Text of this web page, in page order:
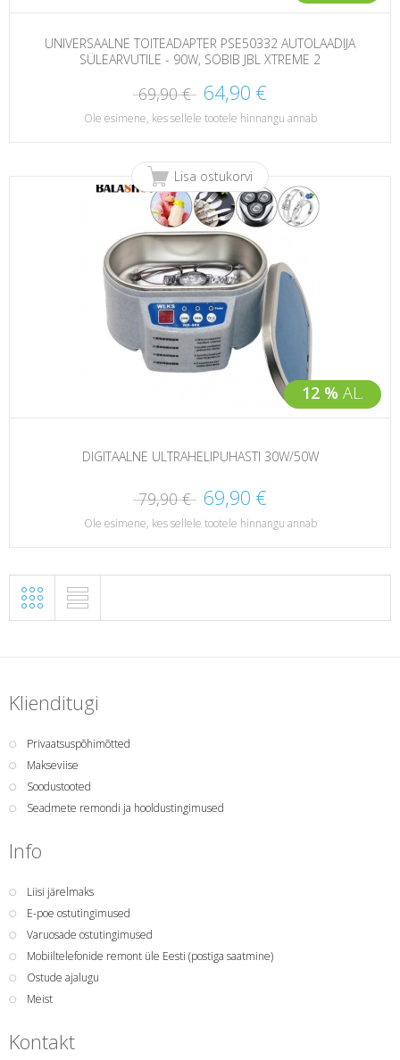
UNIVERSAALNE TOITEADAPTER PSE50332 AUTOLAADIJA
SÜLEARVUTILE - 90W, SOBIB JBL XTREME 2
69,90 € 64,90 €
Ole esimene, kes sellele tootele hinnangu annab
12 % AL.
Lisa ostukorvi
DIGITAALNE ULTRAHELIPUHASTI 30W/50W
79,90 € 69,90 €
Ole esimene, kes sellele tootele hinnangu annab
Klienditugi
Privaatsuspõhimõtted
Makseviise
Soodustooted
Seadmete remondi ja hooldustingimused
Info
Liisi järelmaks
E-poe ostutingimused
Varuosade ostutingimused
Mobiiltelefonide remont üle Eesti (postiga saatmine)
Ostude ajalugu
Meist
Kontakt